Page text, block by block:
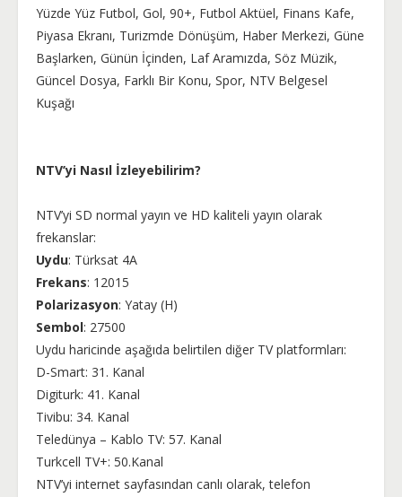
Yüzde Yüz Futbol, Gol, 90+, Futbol Aktüel, Finans Kafe,
Piyasa Ekranı, Turizmde Dönüşüm, Haber Merkezi, Güne
Başlarken, Günün İçinden, Laf Aramızda, Söz Müzik,
Güncel Dosya, Farklı Bir Konu, Spor, NTV Belgesel
Kuşağı
NTV’yi Nasıl İzleyebilirim?
NTV’yi SD normal yayın ve HD kaliteli yayın olarak
frekanslar:
Uydu: Türksat 4A
Frekans: 12015
Polarizasyon: Yatay (H)
Sembol: 27500
Uydu haricinde aşağıda belirtilen diğer TV platformları:
D-Smart: 31. Kanal
Digiturk: 41. Kanal
Tivibu: 34. Kanal
Teledünya – Kablo TV: 57. Kanal
Turkcell TV+: 50.Kanal
NTV’yi internet sayfasından canlı olarak, telefon